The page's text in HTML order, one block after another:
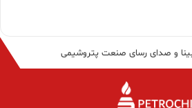
و صدای رسای صنعت پتروشیمی